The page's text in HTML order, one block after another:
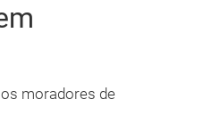
moradores de